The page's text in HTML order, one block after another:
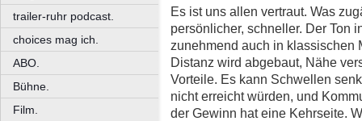
trailer-ruhr podcast.
choices mag ich.
ABO.
Bühne.
Film.
Es ist uns allen vertraut. Was
persönlicher, schneller. Der Ton
zunehmend auch in klassischen
Distanz wird abgebaut, Nähe
Vorteile. Es kann Schwellen
nicht erreicht würden, und
der Gewinn hat eine Kehrseite.